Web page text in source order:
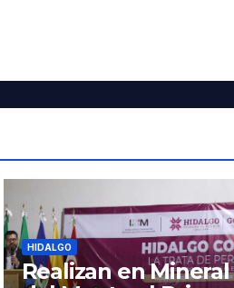
HIDALGO
Realizan en Mineral